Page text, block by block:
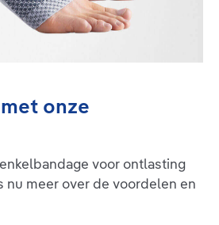
onze
voor ontlasting
nu meer over de voordelen en